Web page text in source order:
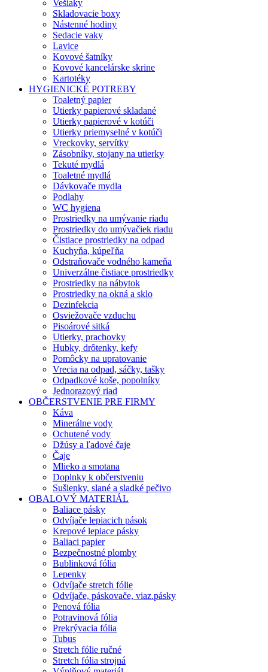
Vešiaky
Skladovacie boxy
Nástenné hodiny
Sedacie vaky
Lavice
Kovové šatníky
Kovové kancelárske skrine
Kartotéky
HYGIENICKÉ POTREBY
Toaletný papier
Utierky papierové skladané
Utierky papierové v kotúči
Utierky priemyselné v kotúči
Vreckovky, servítky
Zásobníky, stojany na utierky
Tekuté mydlá
Toaletné mydlá
Dávkovače mydla
Podlahy
WC hygiena
Prostriedky na umývanie riadu
Prostriedky do umývačiek riadu
Čistiace prostriedky na odpad
Kuchyňa, kúpeľňa
Odstraňovače vodného kameňa
Univerzálne čistiace prostriedky
Prostriedky na nábytok
Prostriedky na okná a sklo
Dezinfekcia
Osviežovače vzduchu
Pisoárové sitká
Utierky, prachovky
Hubky, drôtenky, kefy
Pomôcky na upratovanie
Vrecia na odpad, sáčky, tašky
Odpadkové koše, popolníky
Jednorazový riad
OBČERSTVENIE PRE FIRMY
Káva
Minerálne vody
Ochutené vody
Džúsy a ľadové čaje
Čaje
Mlieko a smotana
Doplnky k občerstveniu
Sušienky, slané a sladké pečivo
OBALOVÝ MATERIÁL
Baliace pásky
Odvíjače lepiacich pások
Krepové lepiace pásky
Baliaci papier
Bezpečnostné plomby
Bublinková fólia
Lepenky
Odvíjače stretch fólie
Odvíjače, páskovače, viaz.pásky
Penová fólia
Potravinová fólia
Prekrývacia fólia
Tubus
Stretch fólie ručné
Stretch fólia strojná